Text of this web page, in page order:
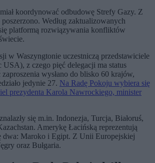
koordynować odbudowę Strefy Gazy. Z
Według zaktualizowanych
platformą rozwiązywania konfliktów
w Waszyngtonie uczestniczą przedstawiciele
USA), z czego pięć delegacji ma status
wysłano do blisko 60 krajów,
jedynie 27. Na Radę Pokoju wybiera się
prezydenta Karola Nawrockiego, minister
się m.in. Indonezja, Turcja, Białoruś,
Amerykę Łacińską reprezentują
dwa: Maroko i Egipt. Z Unii Europejskiej
oraz Bułgaria.